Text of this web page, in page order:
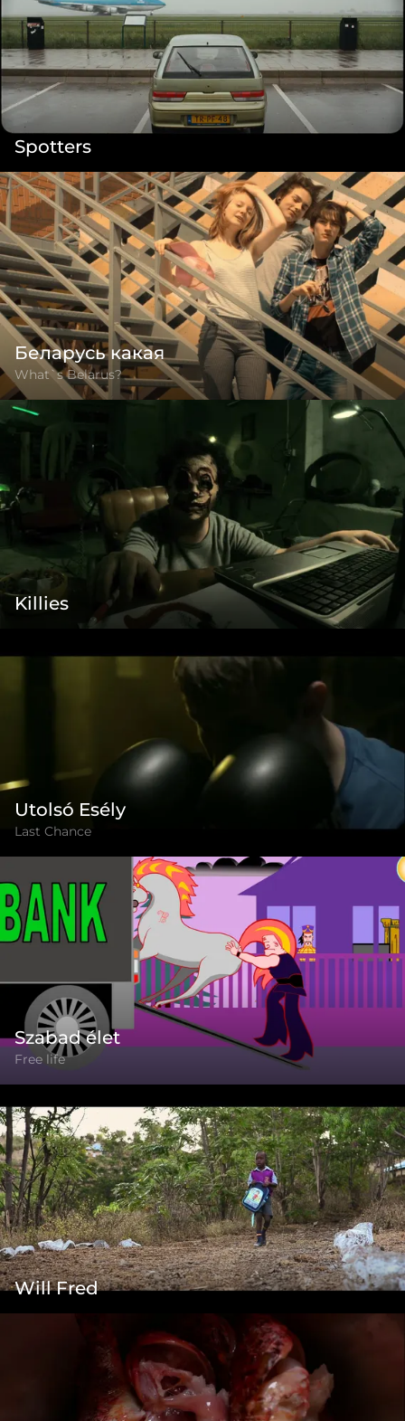
Spotters
Беларусь какая
What`s Belarus?
Killies
Utolsó Esély
Last Chance
Szabad élet
Free life
Will Fred